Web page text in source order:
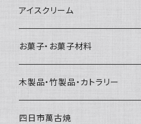
氷アイテム
果汁入り600ｍL瓶
無添加瓶シロップ
発泡スチロールプリント柄
プラスチック・スプーン
プラスチック・スプーンストロー
コンデンスミルク・練乳・あんこ
かき氷セット
その他かき氷用品
ドライアイス8ｋｇ
ドライアイス10ｋｇ
ドライアイス15ｋｇ
ドライアイス20ｋｇ
タンブラー
かき氷器
パスタ・スパゲッティ
惣菜
アイスクリーム
お菓子・お菓子材料
木製品・竹製品・カトラリー
四日市萬古焼